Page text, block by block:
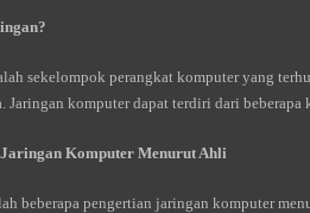
sekelompok perangkat komputer yang
Jaringan komputer dapat terdiri dari
Komputer Menurut Ahli
beberapa pengertian jaringan komputer